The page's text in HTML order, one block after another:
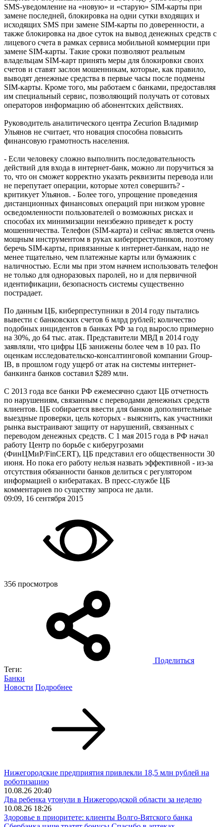
SMS-уведомление на «новую» и «старую» SIM-карты при
замене последней, блокировка на одни сутки входящих и
исходящих SMS при замене SIM-карты по доверенности, а
также блокировка на двое суток на вывод денежных средств с
лицевого счета в рамках сервиса мобильной коммерции при
замене SIM-карты. Такие сроки позволяют реальным
владельцам SIM-карт принять меры для блокировки своих
счетов и ставят заслон мошенникам, которые, как правило,
выводят денежные средства в первые часы после подмены
SIM-карты. Кроме того, мы работаем с банками, предоставляя
им специальный сервис, позволяющий получать от сотовых
операторов информацию об абонентских действиях.
Руководитель аналитического центра Zecurion Владимир
Ульянов не считает, что новация способна повысить
финансовую грамотность населения.
- Если человеку сложно выполнить последовательность
действий для входа в интернет-банк, можно ли поручиться за
то, что он сможет корректно указать реквизиты перевода или
не перепутает операции, которые хотел совершить? -
критикует Ульянов. - Более того, упрощение проведения
дистанционных финансовых операций при низком уровне
осведомленности пользователей о возможных рисках и
способах их минимизации неизбежно приведет к росту
мошенничества. Телефон (SIM-карта) и сейчас является очень
мощным инструментом в руках киберпреступников, поэтому
беречь SIM-карты, привязанные к интернет-банкам, надо не
менее тщательно, чем платежные карты или бумажник с
наличностью. Если мы при этом начнем использовать телефон
не только для одноразовых паролей, но и для первичной
идентификации, безопасность системы существенно
пострадает.
По данным ЦБ, киберпреступники в 2014 году пытались
вывести с банковских счетов 6 млрд рублей; количество
подобных инцидентов в банках РФ за год выросло примерно
на 30%, до 64 тыс. атак. Представители МВД в 2014 году
заявляли, что цифры ЦБ занижены более чем в 10 раз. По
оценкам исследовательско-консалтинговой компании Group-
IB, в прошлом году ущерб от атак на системы интернет-
банкинга банков составил $289 млн.
С 2013 года все банки РФ ежемесячно сдают ЦБ отчетность
по нарушениям, связанным с переводами денежных средств
клиентов. ЦБ собирается ввести для банков дополнительные
выездные проверки, цель которых - выяснить, как участники
рынка выстраивают защиту от нарушений, связанных с
переводом денежных средств. С 1 мая 2015 года в РФ начал
работу Центр по борьбе с киберугрозами
(ФинЦМиР/FinCERT), ЦБ представил его общественности 30
июня. Но пока его работу нельзя назвать эффективной - из-за
отсутствия обязанности банков делиться с регулятором
информацией о кибератаках. В пресс-службе ЦБ
комментариев по существу запроса не дали.
09:09, 16 сентября 2015
356 просмотров
Поделиться
Теги:
Банки
Новости Подробнее
Нижегородские предприятия привлекли 18,5 млн рублей на
роботизацию
10.08.26 20:40
Два ребенка утонули в Нижегородской области за неделю
10.08.26 18:26
Здоровье в приоритете: клиенты Волго-Вятского банка